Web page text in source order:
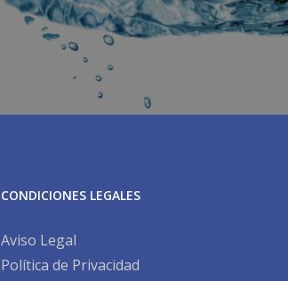
CONDICIONES LEGALES
Aviso Legal
Política de Privacidad